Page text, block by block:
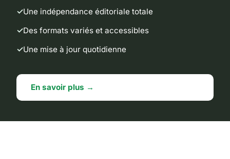
Une indépendance éditoriale totale
Des formats variés et accessibles
Une mise à jour quotidienne
En savoir plus →